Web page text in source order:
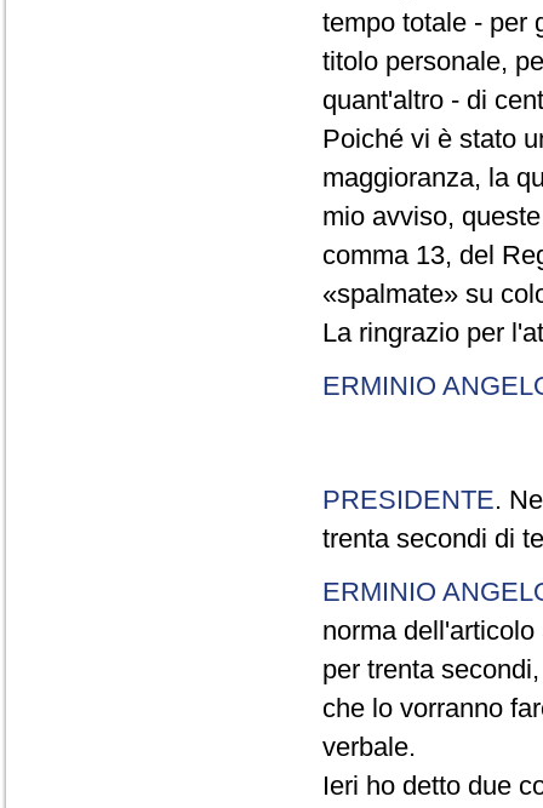
tempo totale - per
titolo personale,
quant'altro - di
Poiché vi è stato
maggioranza, la
mio avviso,
comma 13, del
«spalmate» su
La ringrazio per
ERMINIO
PRESIDENTE.
trenta secondi di
ERMINIO
norma
per trenta
che lo vorranno
verbale.
Ieri ho detto due